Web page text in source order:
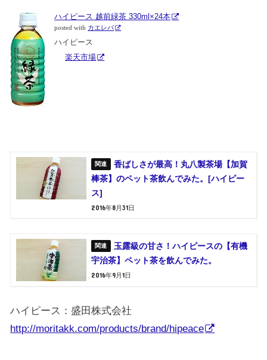
ハイピース 越前緑茶 330ml×24本
posted with カエレバ
ハイピース
楽天市場
香ばしさが最高！丸八製茶場【加賀
棒茶】のペット茶飲んでみた。[ハイピー
ス]
2016年8月31日
玉露級の甘さ！ハイピースの【有機
宇治茶】ペット茶を飲んでみた。
2016年9月1日
ハイピース：盛田株式会社
http://moritakk.com/products/brand/hipeace